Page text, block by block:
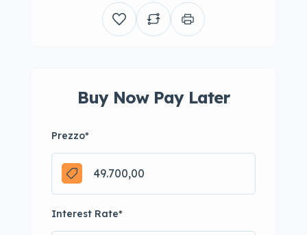
Buy Now Pay Later
Prezzo*
Interest Rate*